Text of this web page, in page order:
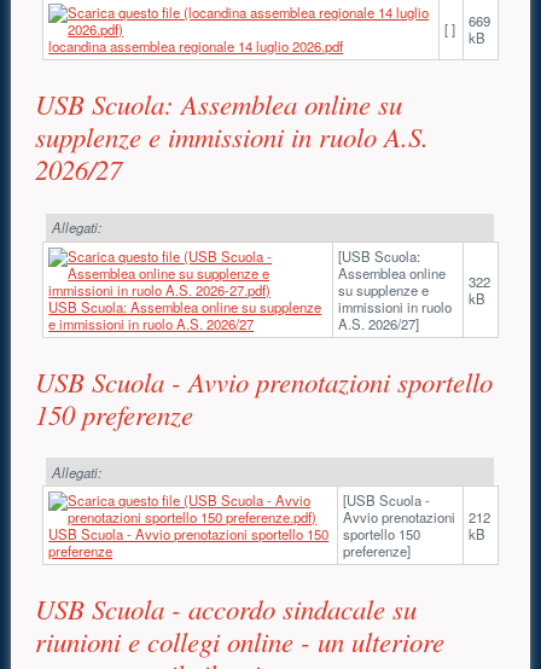
locandina assemblea regionale 14 luglio 2026.pdf
[ ]
669
kB
USB Scuola: Assemblea online su
supplenze e immissioni in ruolo A.S.
2026/27
Allegati:
USB Scuola: Assemblea online su supplenze
e immissioni in ruolo A.S. 2026/27
[USB Scuola:
Assemblea online
su supplenze e
immissioni in ruolo
A.S. 2026/27]
322
kB
USB Scuola - Avvio prenotazioni sportello
150 preferenze
Allegati:
USB Scuola - Avvio prenotazioni sportello 150
preferenze
[USB Scuola -
Avvio prenotazioni
sportello 150
preferenze]
212
kB
USB Scuola - accordo sindacale su
riunioni e collegi online - un ulteriore